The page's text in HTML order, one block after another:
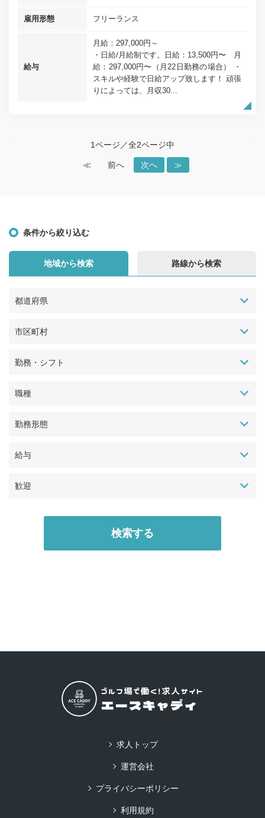
雇用形態 フリーランス
給与
月給：297,000円～
・日給/月給制です。日給：13,500円〜 月
給：297,000円〜（月22日勤務の場合） ・
スキルや経験で日給アップ致します！ 頑張
りによっては、月収30...
1ページ／全2ページ中
≪ 前へ 次へ ≫
条件から絞り込む
地域から検索 路線から検索
都道府県
市区町村
勤務・シフト
職種
勤務形態
給与
歓迎
求人トップ
運営会社
プライバシーポリシー
利用規約